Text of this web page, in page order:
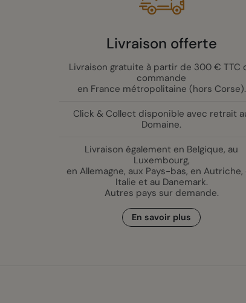
Livraison offerte
Livraison gratuite à partir de 300 € TTC
commande
en France métropolitaine (hors Corse).
Click & Collect disponible avec retrait
Domaine.
Livraison également en Belgique, au
Luxembourg,
en Allemagne, aux Pays-bas, en Autriche,
Italie et au Danemark.
Autres pays sur demande.
En savoir plus